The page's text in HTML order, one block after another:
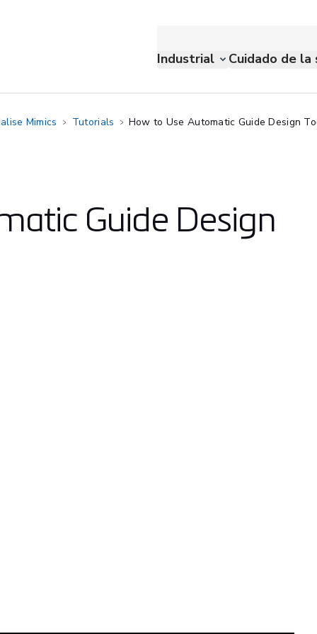
Industrial Cuidado de la
Mimics Tutorials How to Use Automatic Guide Design
Guide Design